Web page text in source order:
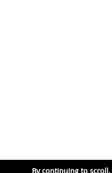
By continuing to scroll,